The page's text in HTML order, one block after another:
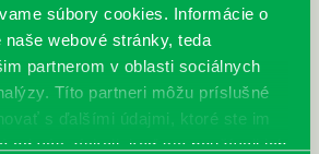
súbory cookies. Informácie o
webové stránky, teda
partnerom v oblasti sociálnych
Títo partneri môžu príslušné
s ďalšími údajmi, ktoré ste im
od vás získali, keď ste používali ich
zemi až po Tibet Južnej Ameriky